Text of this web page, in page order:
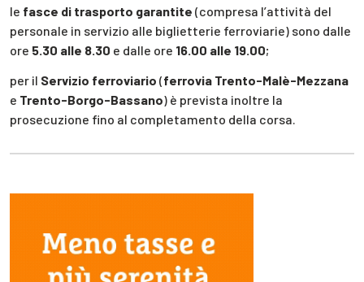
le fasce di trasporto garantite (compresa l’attività del
personale in servizio alle biglietterie ferroviarie) sono dalle
ore 5.30 alle 8.30 e dalle ore 16.00 alle 19.00;
per il Servizio ferroviario (ferrovia Trento-Malè-Mezzana
e Trento-Borgo-Bassano) è prevista inoltre la
prosecuzione fino al completamento della corsa.